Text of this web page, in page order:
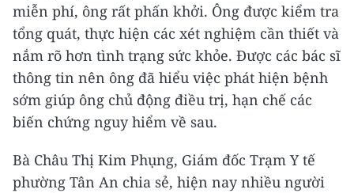
miễn phí, ông rất phấn khởi. Ông được kiểm tra
tổng quát, thực hiện các xét nghiệm cần thiết và
nắm rõ hơn tình trạng sức khỏe. Được các bác sĩ
thông tin nên ông đã hiểu việc phát hiện bệnh
sớm giúp ông chủ động điều trị, hạn chế các
biến chứng nguy hiểm về sau.
Bà Châu Thị Kim Phụng, Giám đốc Trạm Y tế
phường Tân An chia sẻ, hiện nay nhiều người